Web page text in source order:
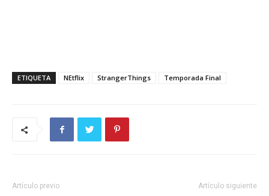
ETIQUETA NEtflix StrangerThings Temporada Final
Artículo previo Artículo siguiente